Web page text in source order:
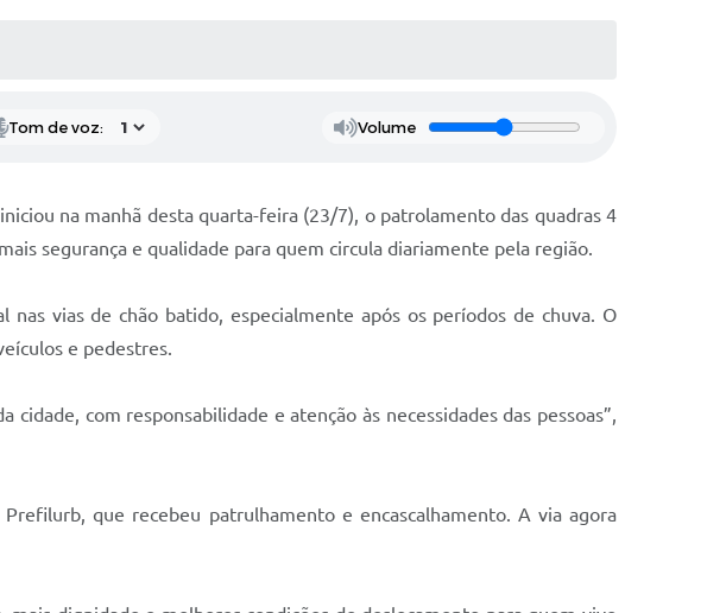
Tom de voz: Volume
na manhã desta quarta-feira (23/7), o patrolamento das quadras 4
segurança e qualidade para quem circula diariamente pela região.
vias de chão batido, especialmente após os períodos de chuva. O
e pedestres.
com responsabilidade e atenção às necessidades das pessoas”,
que recebeu patrulhamento e encascalhamento. A via agora